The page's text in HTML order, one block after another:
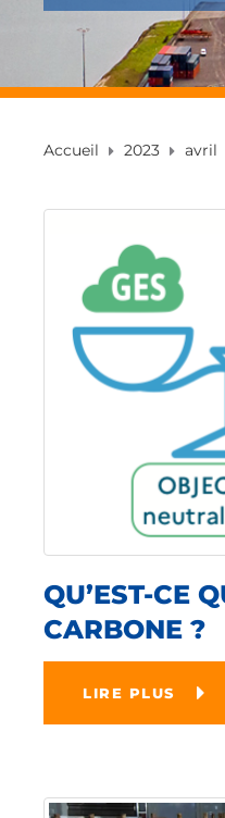
Accueil 2023 avril
QU’EST-CE
CARBONE ?
LIRE PLUS